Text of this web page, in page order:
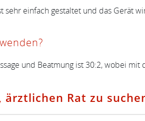
einfach gestaltet und das Gerät
und Beatmung ist 30:2, wobei mit
Rat zu